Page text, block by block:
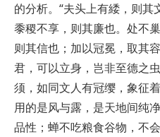
的分析。“夫头上有緌，则其
黍稷不享，则其廉也。处不
则其信也；加以冠冕，取其
君，可以立身，岂非至德之
须，如同文人有冠缨，象征
用的是风与露，是天地间纯
品性；蝉不吃粮食谷物，不